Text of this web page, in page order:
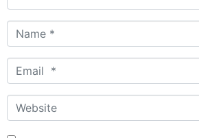
Name
*
Email
*
Website